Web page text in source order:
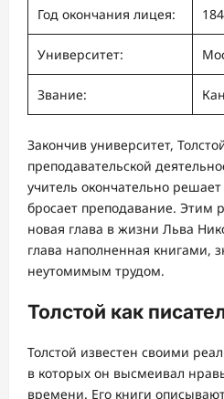
Год окончания лицея:
Университет:
Звание:
Закончив университет,
преподавательской
учитель окончательно
бросает преподавание. Этим
новая глава в жизни Льва
глава наполненная книгами,
неутомимым трудом.
Толстой как
Толстой известен своими
в которых он высмеивал
времени. Его книги